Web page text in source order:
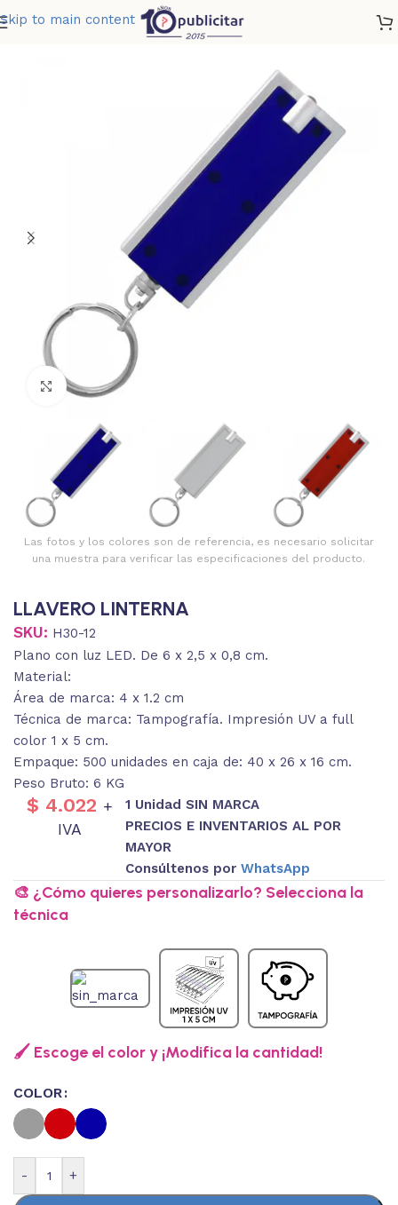
Skip to main content
LLAVERO LINTERNA
Clic para ampliar
Las fotos y los colores son de referencia, es necesario solicitar
una muestra para verificar las especificaciones del producto.
LLAVERO LINTERNA
SKU: H30-12
Plano con luz LED. De 6 x 2,5 x 0,8 cm.
Material:
Área de marca: 4 x 1.2 cm
Técnica de marca: Tampografía. Impresión UV a full
color 1 x 5 cm.
Empaque: 500 unidades en caja de: 40 x 26 x 16 cm.
Peso Bruto: 6 KG
$ 4.022 +
IVA
1 Unidad SIN MARCA
PRECIOS E INVENTARIOS AL POR
MAYOR
Consúltenos porWhatsApp
🎨 ¿Cómo quieres personalizarlo? Selecciona la
técnica
🖌️ Escoge el color y ¡Modifica la cantidad!
COLOR
- +